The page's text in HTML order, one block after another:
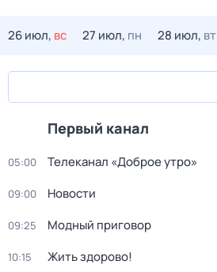
26 июл, вс 27 июл, пн 28 июл, вт
Первый канал
05:00 Телеканал «Доброе утро»
09:00 Новости
09:25 Модный приговор
10:15 Жить здорово!